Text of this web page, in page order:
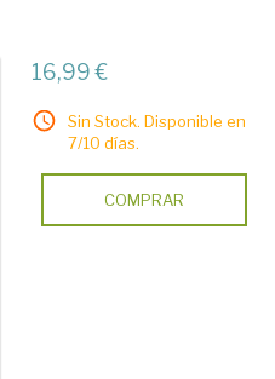
16,99 €
Sin Stock. Disponible en
7/10 días.
COMPRAR